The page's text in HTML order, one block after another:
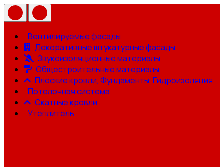
Вентилируемые фасады
Декоративные штукатурные фасады
Звукоизоляционные материалы
Общестроительные материалы
Плоские кровли, Фундаменты, Гидроизоляция
Потолочная система
Скатные кровли
Утеплитель